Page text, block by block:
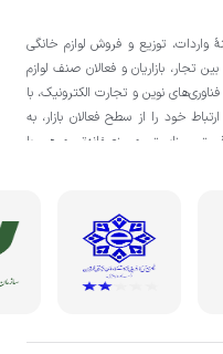
توزيع و فروش لوازم خانگی
تجار، بازاريان و فعالان صنف لوازم
نوين و تجارت الكترونيک، با
خود را از سطح فعالان بازار، به
مناسبتر و منصفانه‌تر و هم با
در اقصی نقاط ميهنمان باشد.
سایت و انتخاب زمان، امکان پذیر